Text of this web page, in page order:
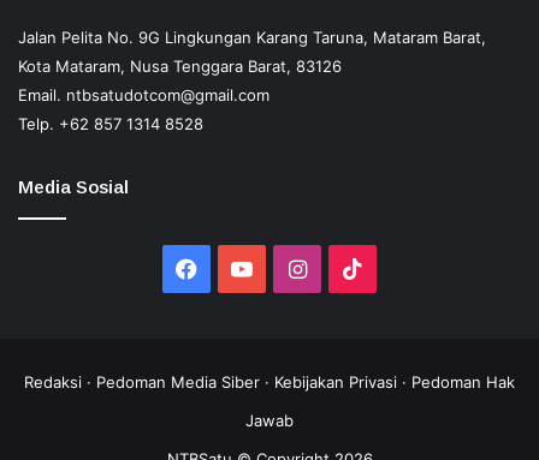
Jalan Pelita No. 9G Lingkungan Karang Taruna, Mataram Barat,
Kota Mataram, Nusa Tenggara Barat, 83126
Email. ntbsatudotcom@gmail.com
Telp. +62 857 1314 8528
Media Sosial
Facebook
YouTubeInstagram
Redaksi · Pedoman Media Siber · Kebijakan Privasi · Pedoman Hak
Jawab